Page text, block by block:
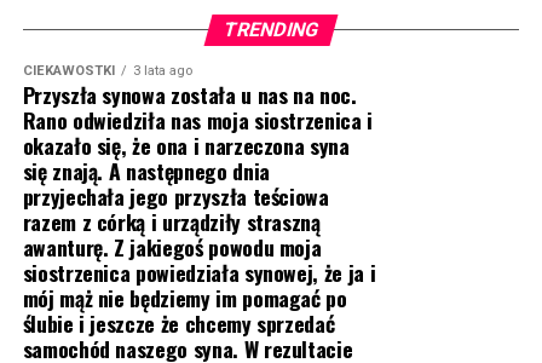
TRENDING
CIEKAWOSTKI 3 lata ago
Przyszła synowa została u nas na noc.
Rano odwiedziła nas moja siostrzenica i
okazało się, że ona i narzeczona syna
się znają. A następnego dnia
przyjechała jego przyszła teściowa
razem z córką i urządziły straszną
awanturę. Z jakiegoś powodu moja
siostrzenica powiedziała synowej, że ja i
mój mąż nie będziemy im pomagać po
ślubie i jeszcze że chcemy sprzedać
samochód naszego syna. W rezultacie